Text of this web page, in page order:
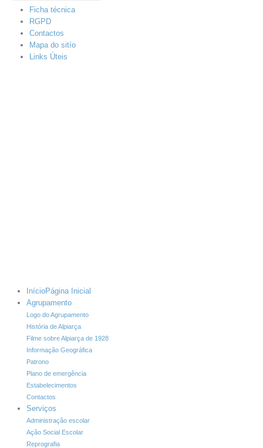
Ficha técnica
RGPD
Contactos
Mapa do sitío
Links Úteis
InícioPágina Inicial
Agrupamento
Logo do Agrupamento
História de Alpiarça
Filme sobre Alpiarça de 1928
Informação Geográfica
Patrono
Plano de emergência
Estabelecimentos
Contactos
Serviços
Administração escolar
Ação Social Escolar
Reprografia